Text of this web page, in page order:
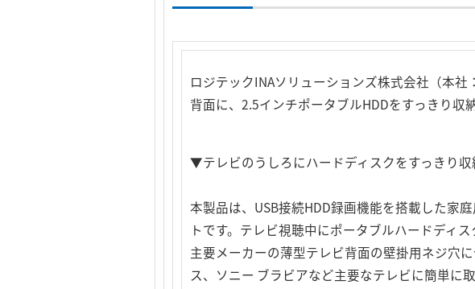
ロジテックINAソリューションズ株式会社（本
背面に、2.5インチポータブルHDDをすっきり収
▼テレビのうしろにハードディスクをすっきり
本製品は、USB接続HDD録画機能を搭載した家
トです。テレビ視聴中にポータブルハードディ
主要メーカーの薄型テレビ背面の壁掛用ネジ穴
ス、ソニー ブラビアなど主要なテレビに簡単に